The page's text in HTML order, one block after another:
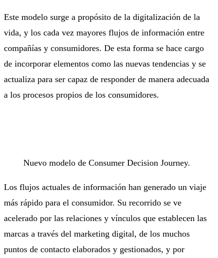
Este modelo surge a propósito de la digitalización de la
vida, y los cada vez mayores flujos de información entre
compañías y consumidores. De esta forma se hace cargo
de incorporar elementos como las nuevas tendencias y se
actualiza para ser capaz de responder de manera adecuada
a los procesos propios de los consumidores.
Nuevo modelo de Consumer Decision Journey.
Los flujos actuales de información han generado un viaje
más rápido para el consumidor. Su recorrido se ve
acelerado por las relaciones y vínculos que establecen las
marcas a través del marketing digital, de los muchos
puntos de contacto elaborados y gestionados, y por